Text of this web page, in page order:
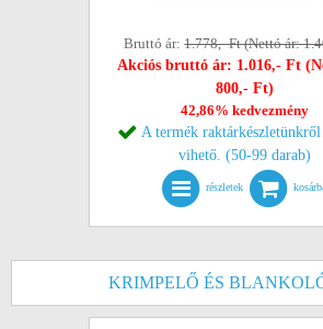
Bruttó ár:1.778,- Ft (Nettó ár:
Akciós bruttó ár: 1.016,- Ft
800,- Ft)
42,86% kedvezmény
A termék raktárkészletünkről
vihető. (50-99 darab)
részletek
KRIMPELŐ ÉS